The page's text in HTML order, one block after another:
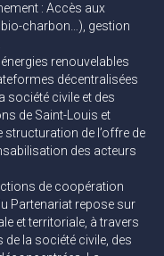
: Accès aux
charbon…), gestion
renouvelables
décentralisées
société civile et des
de Saint-Louis et
structuration de l’offre de
des acteurs
de coopération
Partenariat repose sur
et territoriale, à travers
la société civile, des